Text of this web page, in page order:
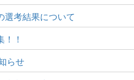
選考結果について
！
らせ